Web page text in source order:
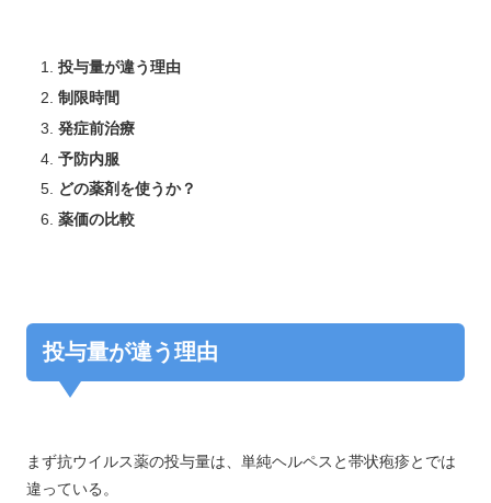
投与量が違う理由
制限時間
発症前治療
予防内服
どの薬剤を使うか？
薬価の比較
投与量が違う理由
まず抗ウイルス薬の投与量は、単純ヘルペスと帯状疱疹とでは
違っている。